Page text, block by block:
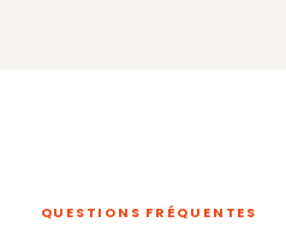
QUESTIONS FRÉQUENTES